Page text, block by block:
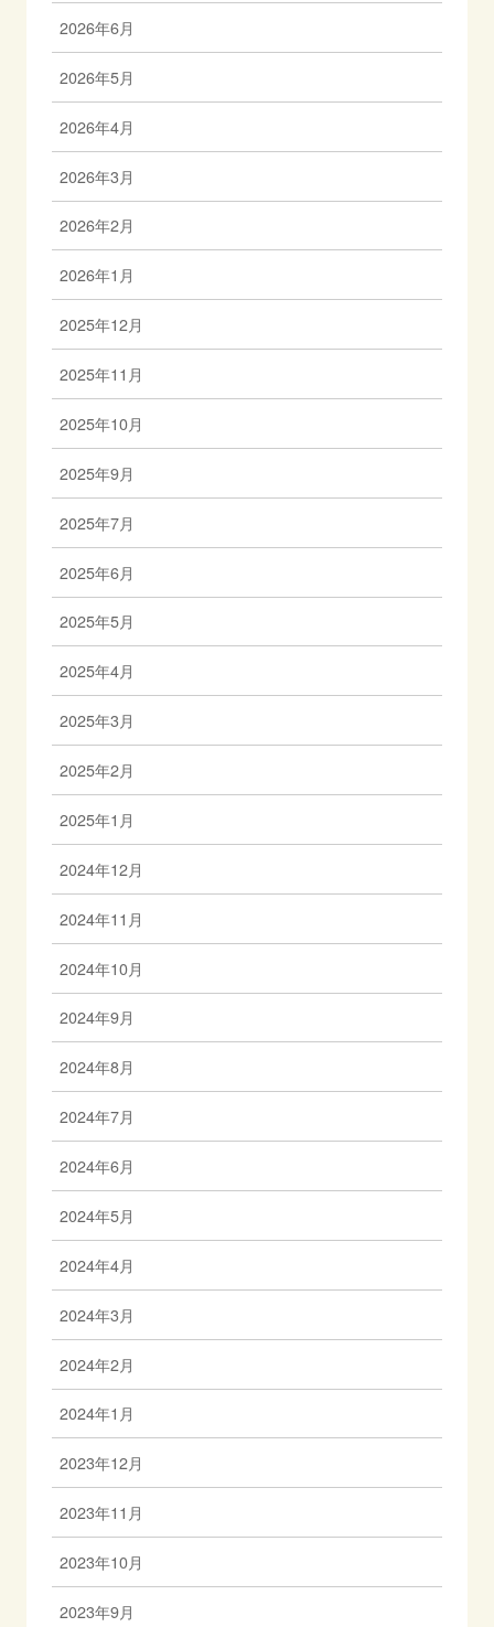
2026年6月
2026年5月
2026年4月
2026年3月
2026年2月
2026年1月
2025年12月
2025年11月
2025年10月
2025年9月
2025年7月
2025年6月
2025年5月
2025年4月
2025年3月
2025年2月
2025年1月
2024年12月
2024年11月
2024年10月
2024年9月
2024年8月
2024年7月
2024年6月
2024年5月
2024年4月
2024年3月
2024年2月
2024年1月
2023年12月
2023年11月
2023年10月
2023年9月